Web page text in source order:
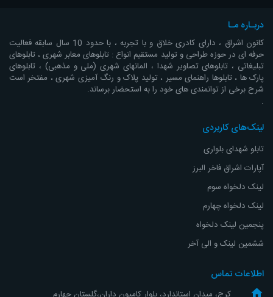
دربـاره مـا
کانون اشراق ، دارای کادری خلاق و با تجربه ، با حدود 10 سال سابقه فعالیت
حرفه ای در حوزه طراحی و تولید مستقیم انواع : تابلوهای معابر شهری ، تابلوهای
تبلیغاتی ، تابلوهای تصاویر شهدا ، المانهای شهری (ملی و مذهبی) ، تابلوهای
پارک ها ، تابلوها راهنمای مسیر ، تولید پلاک و رنگ آمیزی شهری ، مفتخر است
شرح برخی از توانمندی های خود را به استحضار برساند.
.
لینک‌های کاربردی
تابلو شهدای بلواری
آپارات اشراق فاخر البرز
لینک دلخواه سوم
لینک دلخواه چهارم
پنجمین لینک دلخواه
ششمین لینک و الی آخر
اطلاعات تماس
کرج، میدان استاندارد، بلوار کامیون داران،گلستان چهارم